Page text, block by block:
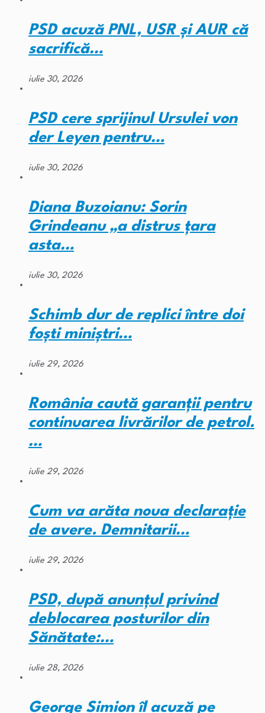
PSD acuză PNL, USR și AUR că
sacrifică…
iulie 30, 2026
PSD cere sprijinul Ursulei von
der Leyen pentru…
iulie 30, 2026
Diana Buzoianu: Sorin
Grindeanu „a distrus țara
asta…
iulie 30, 2026
Schimb dur de replici între doi
foști miniștri…
iulie 29, 2026
România caută garanții pentru
continuarea livrărilor de petrol.
…
iulie 29, 2026
Cum va arăta noua declarație
de avere. Demnitarii…
iulie 29, 2026
PSD, după anunțul privind
deblocarea posturilor din
Sănătate:…
iulie 28, 2026
George Simion îl acuză pe